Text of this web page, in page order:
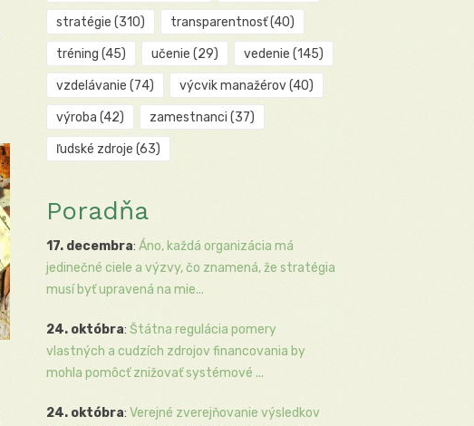
stratégie (310) transparentnosť(40)
tréning (45) učenie (29) vedenie (145)
vzdelávanie (74) výcvik manažérov(40)
výroba (42) zamestnanci (37)
ľudské zdroje (63)
Poradňa
17. decembra: Áno, každá organizácia má
jedinečné ciele a výzvy, čo znamená, že stratégia
musí byť upravená na mie...
24. októbra: Štátna regulácia pomery
vlastných a cudzích zdrojov financovania by
mohla pomôcť znižovať systémové ...
24. októbra: Verejné zverejňovanie výsledkov